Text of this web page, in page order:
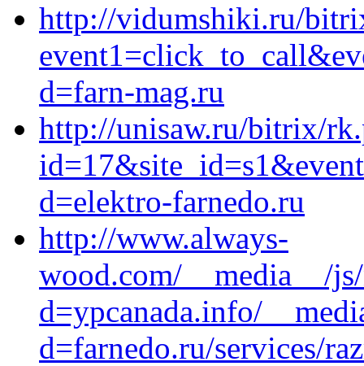
http://vidumshiki.ru/
d=farn-mag.ru
http://unisaw.ru/bitrix/
d=elektro-farnedo.ru
http://www.always-
wood.com/__media__/
d=ypcanada.info/
d=farnedo.ru/services/